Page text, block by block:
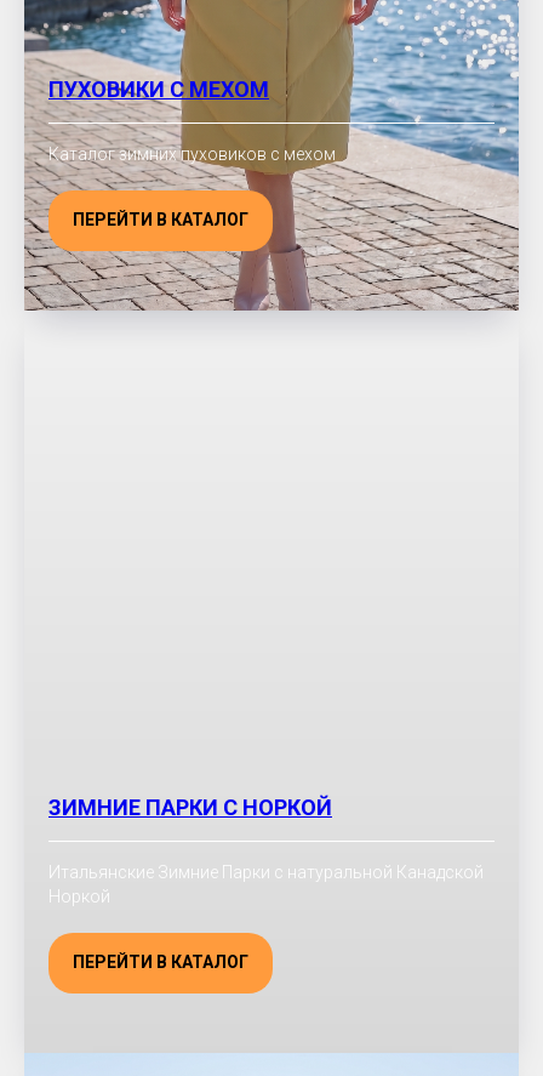
ПУХОВИКИ С МЕХОМ
Каталог зимних пуховиков с мехом
ПЕРЕЙТИ В КАТАЛОГ
ЗИМНИЕ ПАРКИ С НОРКОЙ
Итальянские Зимние Парки с натуральной Канадской
Норкой
ПЕРЕЙТИ В КАТАЛОГ